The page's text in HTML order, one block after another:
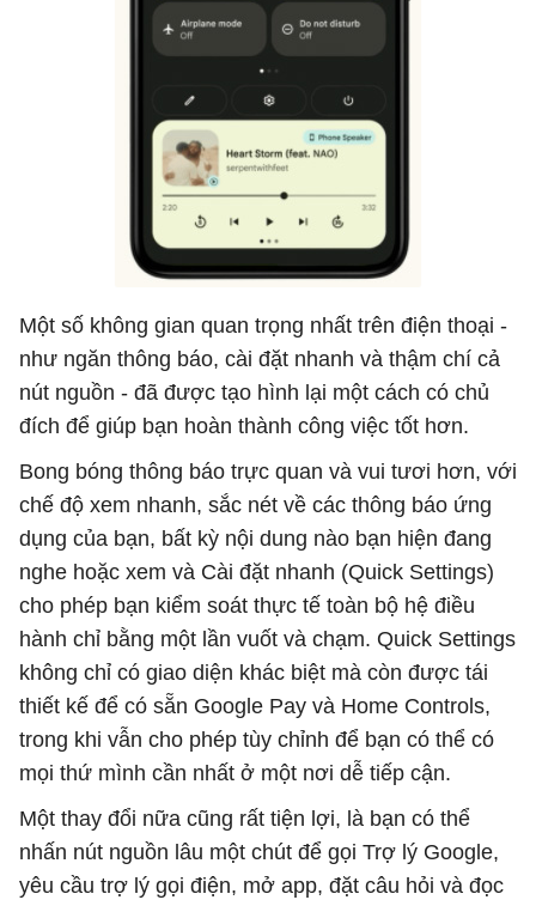
Một số không gian quan trọng nhất trên điện thoại -
như ngăn thông báo, cài đặt nhanh và thậm chí cả
nút nguồn - đã được tạo hình lại một cách có chủ
đích để giúp bạn hoàn thành công việc tốt hơn.
Bong bóng thông báo trực quan và vui tươi hơn, với
chế độ xem nhanh, sắc nét về các thông báo ứng
dụng của bạn, bất kỳ nội dung nào bạn hiện đang
nghe hoặc xem và Cài đặt nhanh (Quick Settings)
cho phép bạn kiểm soát thực tế toàn bộ hệ điều
hành chỉ bằng một lần vuốt và chạm. Quick Settings
không chỉ có giao diện khác biệt mà còn được tái
thiết kế để có sẵn Google Pay và Home Controls,
trong khi vẫn cho phép tùy chỉnh để bạn có thể có
mọi thứ mình cần nhất ở một nơi dễ tiếp cận.
Một thay đổi nữa cũng rất tiện lợi, là bạn có thể
nhấn nút nguồn lâu một chút để gọi Trợ lý Google,
yêu cầu trợ lý gọi điện, mở app, đặt câu hỏi và đọc